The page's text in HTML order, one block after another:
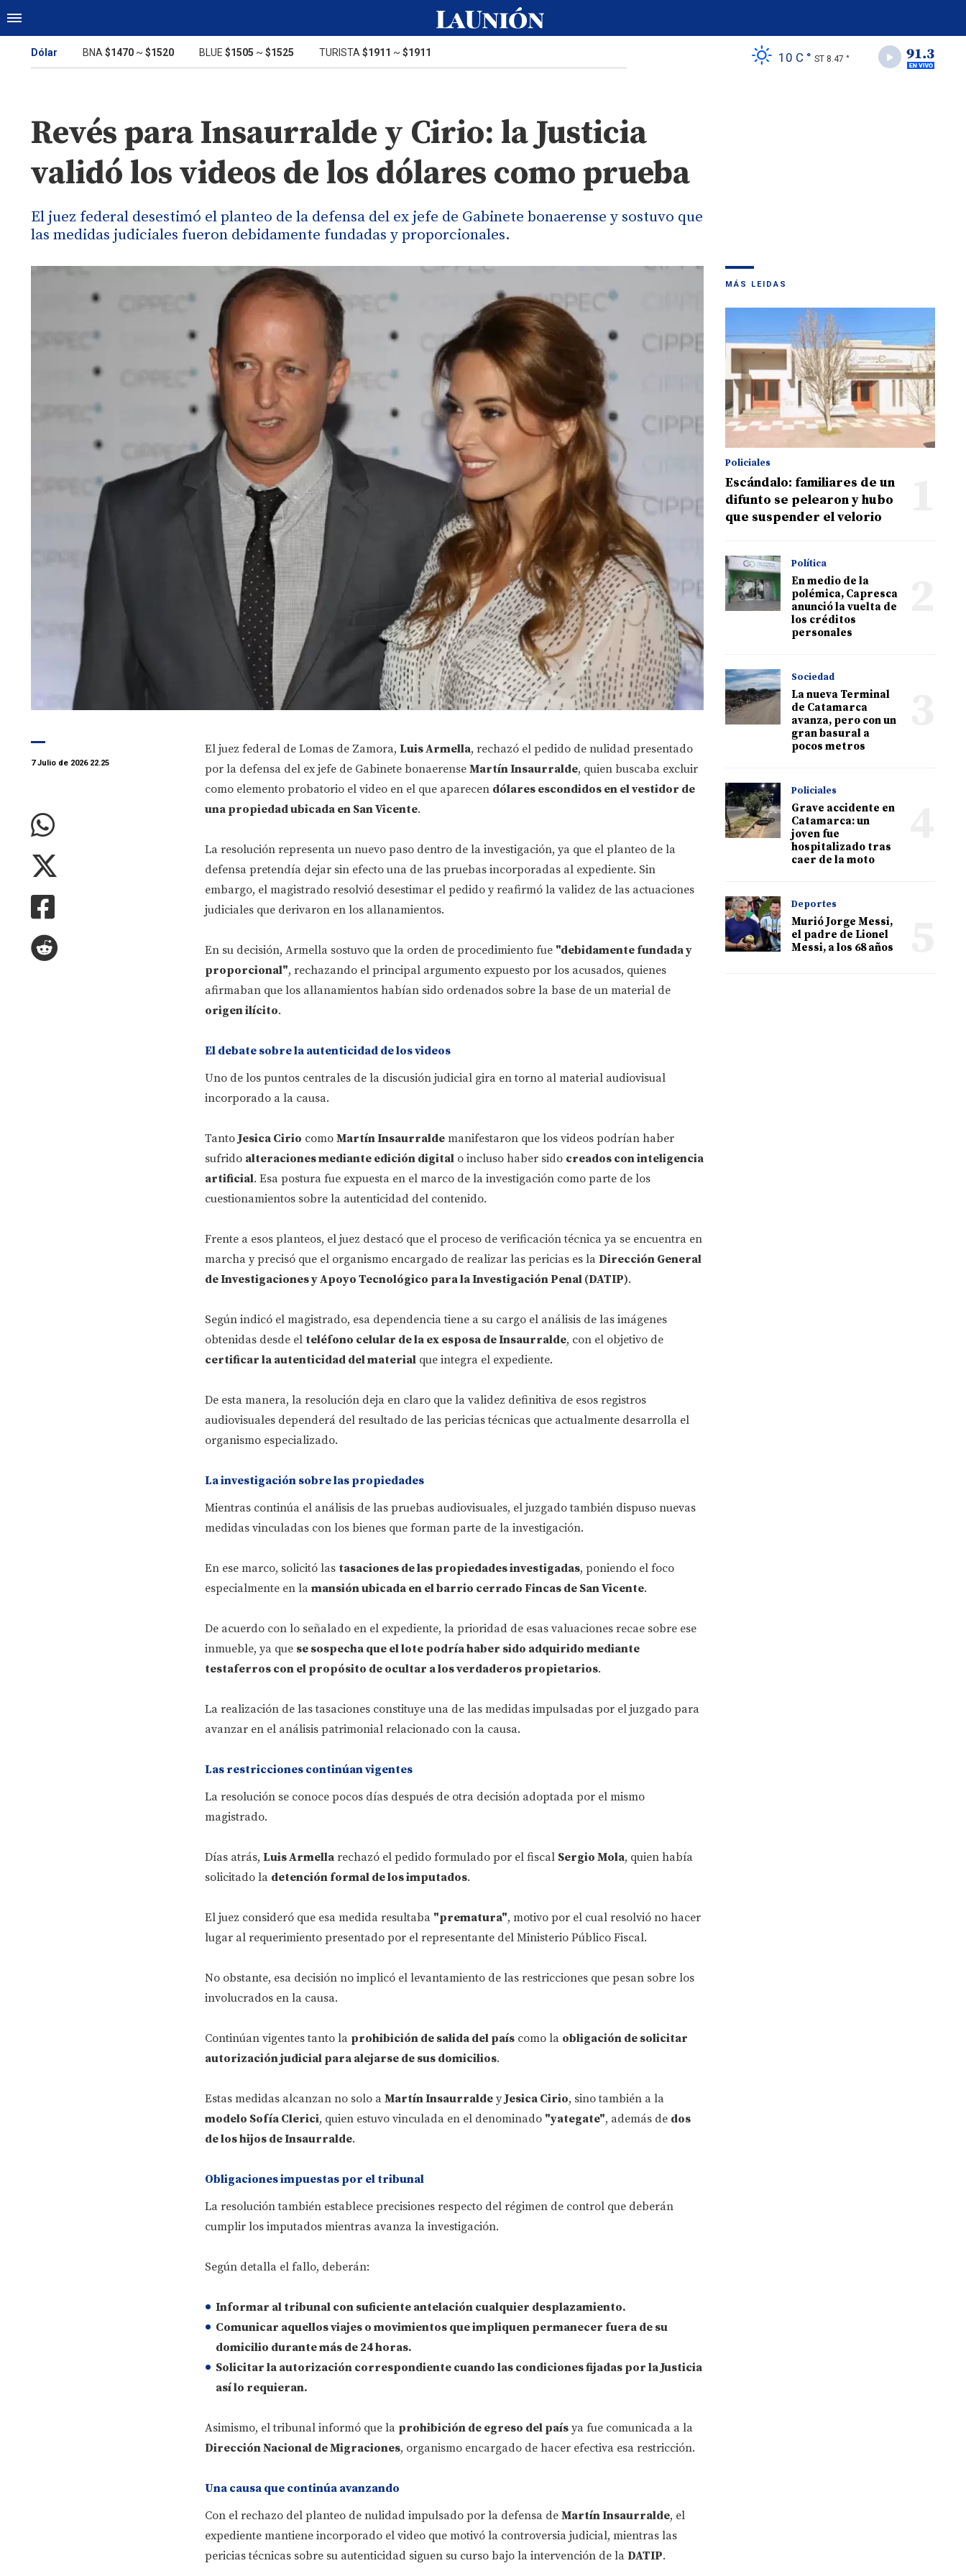
Dólar BNA $1470 ~ $1520 BLUE $1505 ~ $1525 TURISTA $1911 ~ $1911 10 C ° ST 8.47 °
Revés para Insaurralde y Cirio: la Justicia
validó los videos de los dólares como prueba
El juez federal desestimó el planteo de la defensa del ex jefe de Gabinete bonaerense y sostuvo que
las medidas judiciales fueron debidamente fundadas y proporcionales.
7 Julio de 2026 22.25
El juez federal de Lomas de Zamora, Luis Armella, rechazó el pedido de nulidad presentado
por la defensa del ex jefe de Gabinete bonaerense Martín Insaurralde, quien buscaba excluir
como elemento probatorio el video en el que aparecen dólares escondidos en el vestidor de
una propiedad ubicada en San Vicente.
La resolución representa un nuevo paso dentro de la investigación, ya que el planteo de la
defensa pretendía dejar sin efecto una de las pruebas incorporadas al expediente. Sin
embargo, el magistrado resolvió desestimar el pedido y reafirmó la validez de las actuaciones
judiciales que derivaron en los allanamientos.
En su decisión, Armella sostuvo que la orden de procedimiento fue "debidamente fundada y
proporcional", rechazando el principal argumento expuesto por los acusados, quienes
afirmaban que los allanamientos habían sido ordenados sobre la base de un material de
origen ilícito.
El debate sobre la autenticidad de los videos
Uno de los puntos centrales de la discusión judicial gira en torno al material audiovisual
incorporado a la causa.
Tanto Jesica Cirio como Martín Insaurraldemanifestaron que los videos podrían haber
sufrido alteraciones mediante edición digitalo incluso haber sido creados con inteligencia
artificial. Esa postura fue expuesta en el marco de la investigación como parte de los
cuestionamientos sobre la autenticidad del contenido.
Frente a esos planteos, el juez destacó que el proceso de verificación técnica ya se encuentra en
marcha y precisó que el organismo encargado de realizar las pericias es la Dirección General
de Investigaciones y Apoyo Tecnológico para la Investigación Penal (DATIP).
Según indicó el magistrado, esa dependencia tiene a su cargo el análisis de las imágenes
obtenidas desde el teléfono celular de la ex esposa de Insaurralde, con el objetivo de
certificar la autenticidad del materialque integra el expediente.
De esta manera, la resolución deja en claro que la validez definitiva de esos registros
audiovisuales dependerá del resultado de las pericias técnicas que actualmente desarrolla el
organismo especializado.
La investigación sobre las propiedades
Mientras continúa el análisis de las pruebas audiovisuales, el juzgado también dispuso nuevas
medidas vinculadas con los bienes que forman parte de la investigación.
En ese marco, solicitó las tasaciones de las propiedades investigadas, poniendo el foco
especialmente en la mansión ubicada en el barrio cerrado Fincas de San Vicente.
De acuerdo con lo señalado en el expediente, la prioridad de esas valuaciones recae sobre ese
inmueble, ya que se sospecha que el lote podría haber sido adquirido mediante
testaferros con el propósito de ocultar a los verdaderos propietarios.
La realización de las tasaciones constituye una de las medidas impulsadas por el juzgado para
avanzar en el análisis patrimonial relacionado con la causa.
Las restricciones continúan vigentes
La resolución se conoce pocos días después de otra decisión adoptada por el mismo
magistrado.
Días atrás, Luis Armellarechazó el pedido formulado por el fiscal Sergio Mola, quien había
solicitado la detención formal de los imputados.
El juez consideró que esa medida resultaba "prematura", motivo por el cual resolvió no hacer
lugar al requerimiento presentado por el representante del Ministerio Público Fiscal.
No obstante, esa decisión no implicó el levantamiento de las restricciones que pesan sobre los
involucrados en la causa.
Continúan vigentes tanto la prohibición de salida del paíscomo la obligación de solicitar
autorización judicial para alejarse de sus domicilios.
Estas medidas alcanzan no solo a Martín InsaurraldeyJesica Cirio, sino también a la
modelo Sofía Clerici, quien estuvo vinculada en el denominado "yategate", además de dos
de los hijos de Insaurralde.
Obligaciones impuestas por el tribunal
La resolución también establece precisiones respecto del régimen de control que deberán
cumplir los imputados mientras avanza la investigación.
Según detalla el fallo, deberán:
Informar al tribunal con suficiente antelacióncualquier desplazamiento.
Comunicar aquellos viajes o movimientos que impliquen permanecer fuera de su
domicilio durante más de 24 horas.
Solicitar la autorización correspondiente cuando las condiciones fijadas por la Justicia
así lo requieran.
Asimismo, el tribunal informó que la prohibición de egreso del paísya fue comunicada a la
Dirección Nacional de Migraciones, organismo encargado de hacer efectiva esa restricción.
Una causa que continúa avanzando
Con el rechazo del planteo de nulidad impulsado por la defensa de Martín Insaurralde, el
expediente mantiene incorporado el video que motivó la controversia judicial, mientras las
pericias técnicas sobre su autenticidad siguen su curso bajo la intervención de la DATIP.
MÁS LEIDAS
Policiales
Escándalo: familiares de un
difunto se pelearon y hubo
que suspender el velorio
Política
En medio de la
polémica, Capresca
anunció la vuelta de
los créditos
personales
Sociedad
La nueva Terminal
de Catamarca
avanza, pero con un
gran basural a
pocos metros
Policiales
Grave accidente en
Catamarca: un
joven fue
hospitalizado tras
caer de la moto
Deportes
Murió Jorge Messi,
el padre de Lionel
Messi, a los 68 años